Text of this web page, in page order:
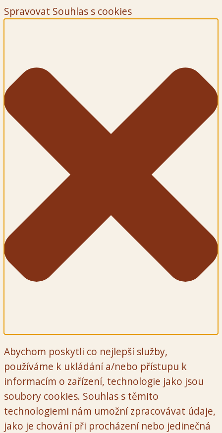
Spravovat Souhlas s cookies
Abychom poskytli co nejlepší služby,
používáme k ukládání a/nebo přístupu k
informacím o zařízení, technologie jako jsou
soubory cookies. Souhlas s těmito
technologiemi nám umožní zpracovávat údaje,
jako je chování při procházení nebo jedinečná